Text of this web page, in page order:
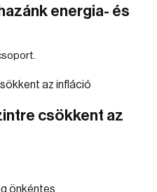
energia- és
csökkent az